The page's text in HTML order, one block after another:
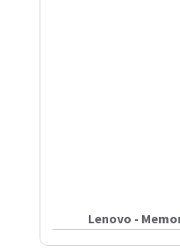
Lenovo -